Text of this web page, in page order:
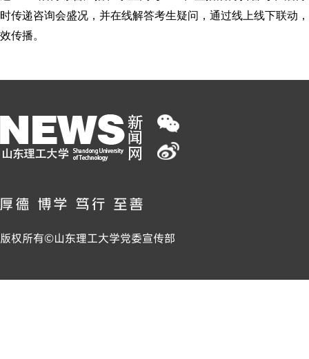
时传递咨询会盛况，并在线解答考生疑问，通过线上线下联动
效传播。
版权所有©山东理工大学党委宣传部